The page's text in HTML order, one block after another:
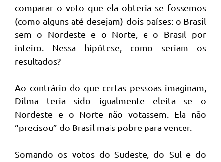
comparar o voto que ela obteria se fossemos
(como alguns até desejam) dois países: o Brasil
sem o Nordeste e o Norte, e o Brasil por
inteiro. Nessa hipótese, como seriam os
resultados?
Ao contrário do que certas pessoas imaginam,
Dilma teria sido igualmente eleita se o
Nordeste e o Norte não votassem. Ela não
“precisou” do Brasil mais pobre para vencer.
Somando os votos do Sudeste, do Sul e do